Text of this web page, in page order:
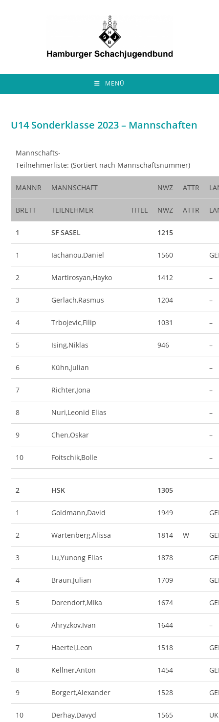
MENÜ
U14 Sonderklasse 2023 – Mannschaften
Mannschafts-
Teilnehmerliste: (Sortiert nach Mannschaftsnummer)
MANNR MANNSCHAFT NWZ ATTR
BRETT TEILNEHMER TITEL NWZ ATTR
1 SF SASEL 1215
1 Iachanou,Daniel 1560
2 Martirosyan,Hayko 1412 –
3 Gerlach,Rasmus 1204 –
4 Trbojevic,Filip 1031 –
5 Ising,Niklas 946 –
6 Kühn,Julian –
7 Richter,Jona –
8 Nuri,Leonid Elias –
9 Chen,Oskar –
10 Foitschik,Bolle –
2 HSK 1305
1 Goldmann,David 1949
2 Wartenberg,Alissa 1814 W
3 Lu,Yunong Elias 1878
4 Braun,Julian 1709
5 Dorendorf,Mika 1674
6 Ahryzkov,Ivan 1644 –
7 Haertel,Leon 1518
8 Kellner,Anton 1454
9 Borgert,Alexander 1528
10 Derhay,Davyd 1565